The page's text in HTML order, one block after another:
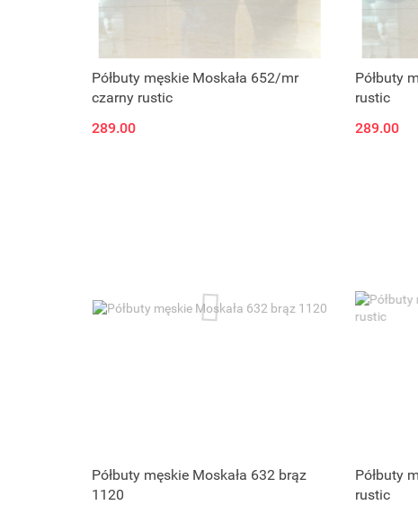
Półbuty męskie Moskała 652/mr
czarny rustic
289.00
Półbuty
rustic
289.00
Półbuty męskie Moskała 632 brąz
1120
Półbuty
rustic